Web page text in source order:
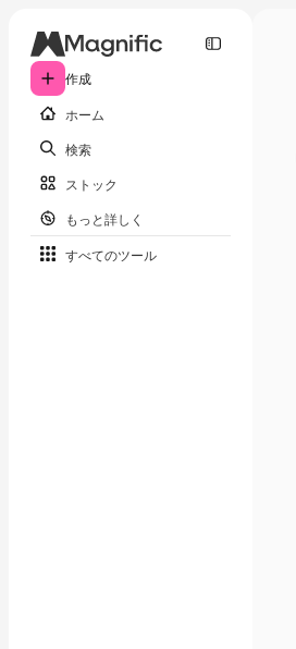
作成
ホーム
検索
ストック
もっと詳しく
すべてのツール